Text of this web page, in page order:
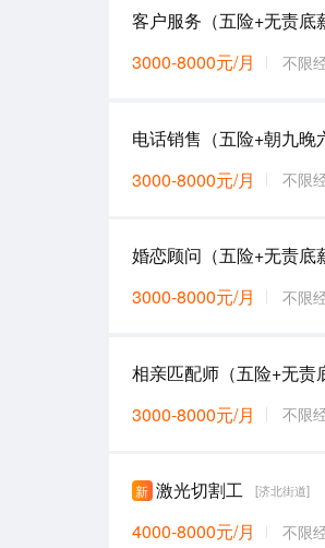
客户服务（五险+无责底
3000-8000元/月 不限
电话销售（五险+朝九晚
3000-8000元/月 不限
婚恋顾问（五险+无责底
3000-8000元/月 不限
3000-8000元/月 不限
新 激光切割工 [济北街道]
4000-8000元/月 不限